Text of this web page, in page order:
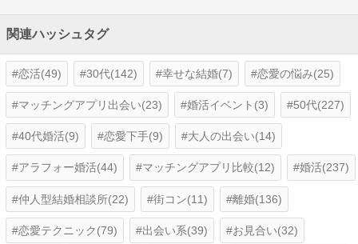
関連ハッシュタグ
恋活(49) 30代(142) 幸せな結婚(7) 恋愛の悩み(25)
マッチングアプリ出会い(23) 婚活イベント(3) 50代(227)
40代婚活(9) 恋愛下手(9) 大人の出会い(14)
アラフォー婚活(44) マッチングアプリ比較(12) 婚活(237)
仲人型結婚相談所(22) 街コン(11) 離婚(136)
恋愛テクニック(79) 出会い系(39) お見合い(32)